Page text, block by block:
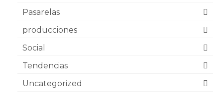
Pasarelas
producciones
Social
Tendencias
Uncategorized